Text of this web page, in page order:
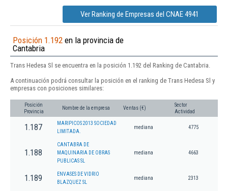
Ver Ranking de Empresas del CNAE 4941
Posición 1.192 en la provincia de
Cantabria
Trans Hedesa Sl se encuentra en la posición 1.192 del Ranking de Cantabria.
A continuación podrá consultar la posición en el ranking de Trans Hedesa Sl y
empresas con posiciones similares:
Posición
Provincia
Nombre de la empresa Ventas (€)
Sector
Actividad
1.187
MARIPICOS 2013 SOCIEDAD
LIMITADA.
mediana 4775
1.188
CANTABRA DE
MAQUINARIA DE OBRAS
PUBLICAS SL
mediana 4663
1.189
ENVASES DE VIDRIO
BLAZQUEZ SL
mediana 2313